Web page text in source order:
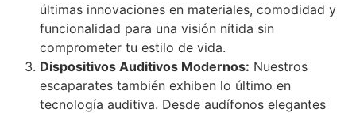
últimas innovaciones en materiales, comodidad y
funcionalidad para una visión nítida sin
comprometer tu estilo de vida.
Dispositivos Auditivos Modernos: Nuestros
escaparates también exhiben lo último en
tecnología auditiva. Desde audífonos elegantes